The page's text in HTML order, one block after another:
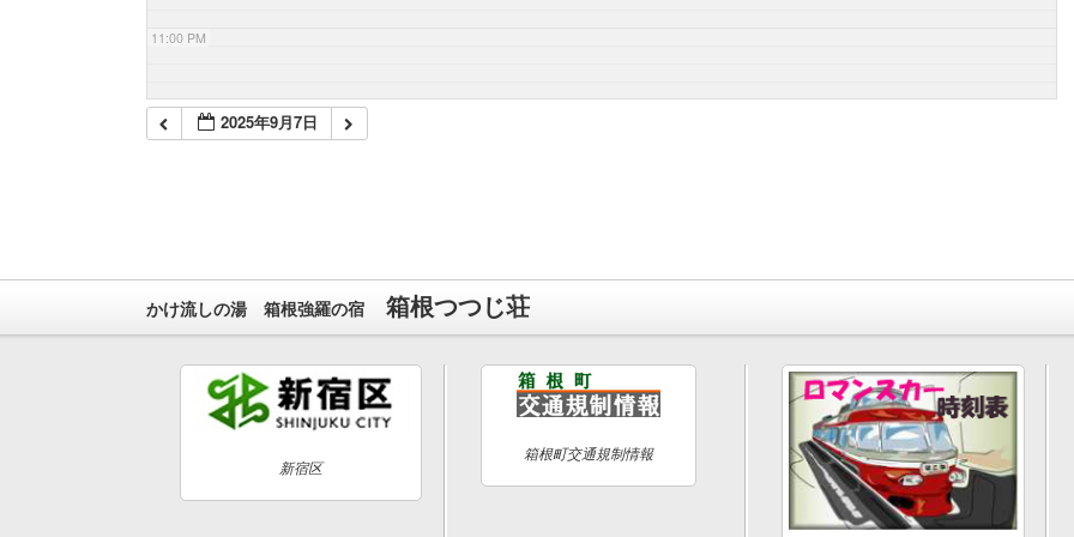
11:00 PM
2025年9月7日
かけ流しの湯 箱根強羅の宿 箱根つつじ荘
新宿区
箱根町交通規制情報